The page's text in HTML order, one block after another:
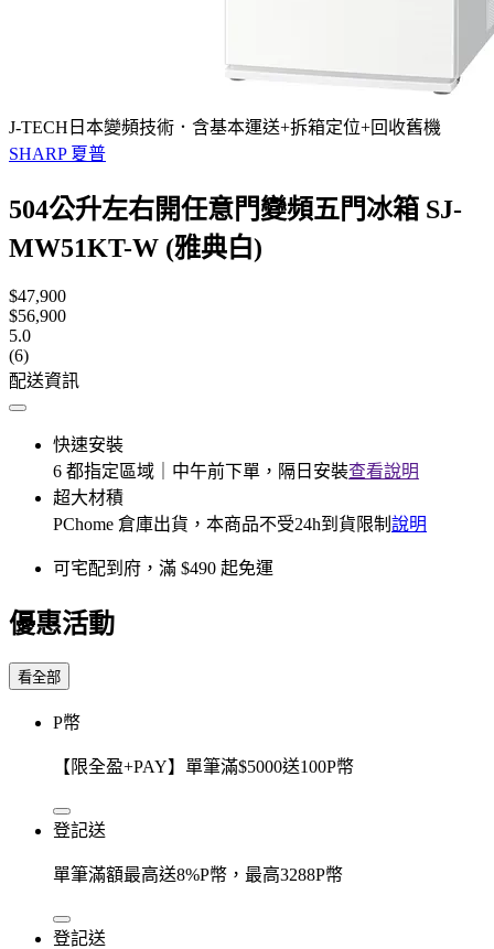
J-TECH日本變頻技術．含基本運送+拆箱定位+回收舊機
SHARP 夏普
504公升左右開任意門變頻五門冰箱 SJ-
MW51KT-W (雅典白)
$47,900
$56,900
5.0
(6)
配送資訊
快速安裝
6 都指定區域｜中午前下單，隔日安裝查看說明
超大材積
PChome 倉庫出貨，本商品不受24h到貨限制 說明
可宅配到府，滿 $490 起免運
優惠活動
看全部
P幣
【限全盈+PAY】單筆滿$5000送100P幣
登記送
單筆滿額最高送8%P幣，最高3288P幣
登記送